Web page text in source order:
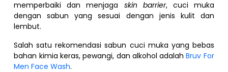
memperbaiki dan menjaga skin barrier, cuci muka
dengan sabun yang sesuai dengan jenis kulit dan
lembut.
Salah satu rekomendasi sabun cuci muka yang bebas
bahan kimia keras, pewangi, dan alkohol adalahBruv For
Men Face Wash.